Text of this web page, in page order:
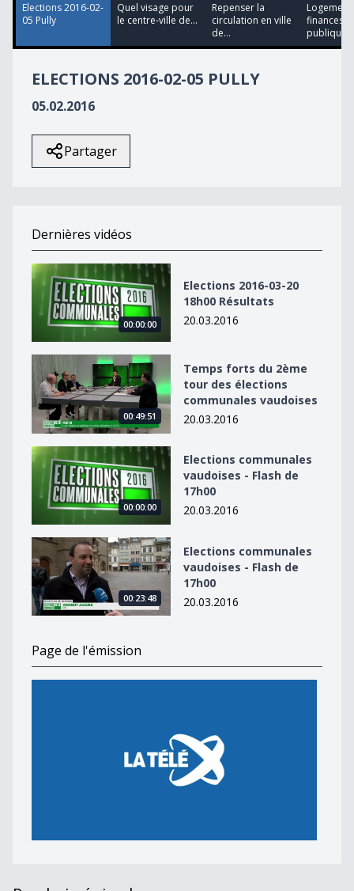
11
seconds
Elections 2016-02-
05 Pully
Quel visage pour
le centre-ville de...
Repenser la
circulation en ville
de...
Logement
finances
publiques
ELECTIONS 2016-02-05 PULLY
05.02.2016
Partager
Dernières vidéos
Elections 2016-03-20 18h00 Résultats
00:00:00
Elections 2016-03-20
18h00 Résultats
20.03.2016
Temps forts du 2ème tour des élections communales
00:49:51
Temps forts du 2ème
tour des élections
communales vaudoises
20.03.2016
Elections communales vaudoises - Flash de 17h00
00:00:00
Elections communales
vaudoises - Flash de
17h00
20.03.2016
Elections communales vaudoises - Flash de 17h00
00:23:48
Elections communales
vaudoises - Flash de
17h00
20.03.2016
Page de l'émission